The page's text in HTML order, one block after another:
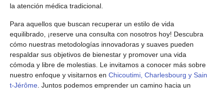
la atención médica tradicional.
Para aquellos que buscan recuperar un estilo de vida
equilibrado, ¡reserve una consulta con nosotros hoy! Descubra
cómo nuestras metodologías innovadoras y suaves pueden
respaldar sus objetivos de bienestar y promover una vida
cómoda y libre de molestias. Le invitamos a conocer más sobre
nuestro enfoque y visitarnos en Chicoutimi, Charlesbourg y Sain
t-Jérôme . Juntos podemos emprender un camino hacia un